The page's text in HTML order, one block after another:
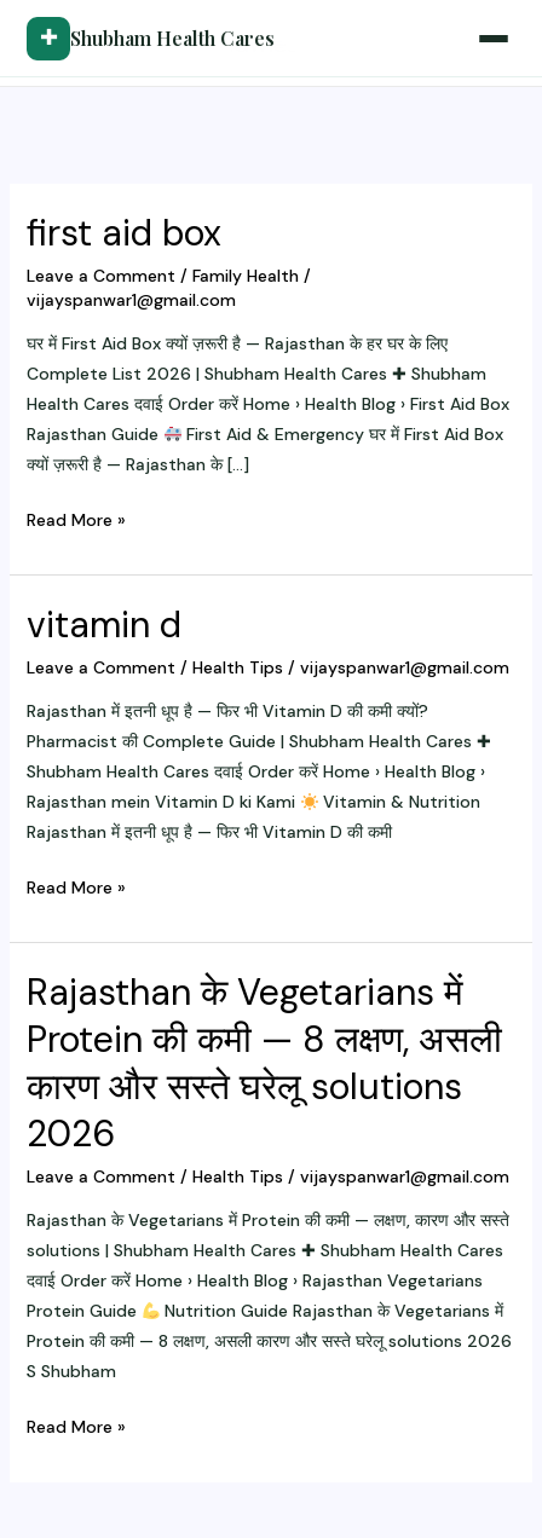
content
first aid box
Leave a Comment / Family Health/
vijayspanwar1@gmail.com
घर में First Aid Box क्यों ज़रूरी है — Rajasthan के हर घर के लिए
Complete List 2026 | Shubham Health Cares ✚ Shubham
Health Cares दवाई Order करें Home › Health Blog › First Aid Box
Rajasthan Guide
First Aid & Emergency घर में First Aid Box
क्यों ज़रूरी है — Rajasthan के […]
first
box
Read More »
vitamin d
Leave a Comment / Health Tips / vijayspanwar1@gmail.com
Rajasthan में इतनी धूप है — फिर भी Vitamin D की कमी क्यों?
Pharmacist की Complete Guide | Shubham Health Cares ✚
Shubham Health Cares दवाई Order करें Home › Health Blog ›
Rajasthan mein Vitamin D ki Kami
Vitamin & Nutrition
Rajasthan में इतनी धूप है — फिर भी Vitamin D की कमी
vitamin
Read More »
Rajasthan के Vegetarians में
Protein की कमी — 8 लक्षण, असली
कारण और सस्ते घरेलू solutions
2026
Leave a Comment / Health Tips / vijayspanwar1@gmail.com
Rajasthan के Vegetarians में Protein की कमी — लक्षण, कारण और सस्ते
solutions | Shubham Health Cares ✚ Shubham Health Cares
दवाई Order करें Home › Health Blog › Rajasthan Vegetarians
Protein Guide
Nutrition Guide Rajasthan के Vegetarians में
Protein की कमी — 8 लक्षण, असली कारण और सस्ते घरेलू solutions 2026
S Shubham
Rajasthan
Read More »
✚ Shubham Health Cares